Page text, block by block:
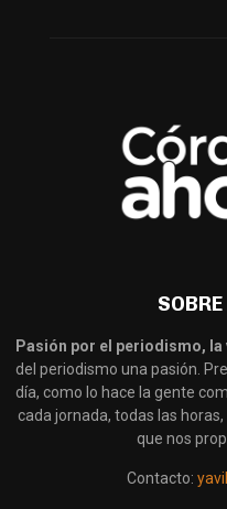
Pasión por el periodismo,
del periodismo una pasión.
día, como lo hace la gente
cada jornada, todas las
que nos
Contacto: